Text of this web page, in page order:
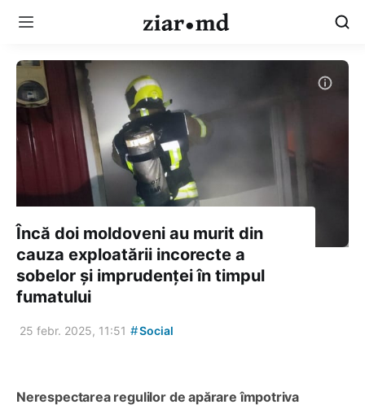
Încă doi moldoveni au murit din
cauza exploatării incorecte a
sobelor și imprudenței în timpul
fumatului
25 febr. 2025, 11:51 #Social
Nerespectarea regulilor de apărare împotriva